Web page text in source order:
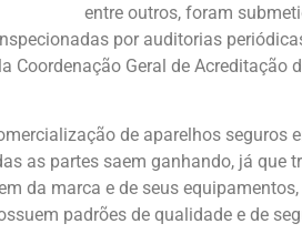
entre outros, foram
por auditorias
Coordenação Geral de Acreditação
de aparelhos
as partes saem ganhando, já
da marca e de seus
padrões de qualidade e de